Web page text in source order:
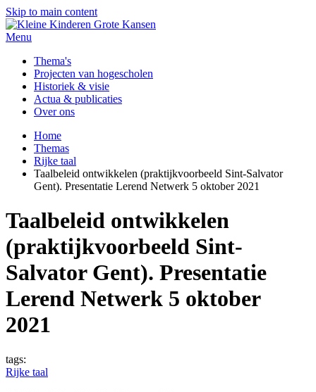
Skip to main content
Menu
Thema's
Projecten van hogescholen
Historiek & visie
Actua & publicaties
Over ons
Home
Themas
Rijke taal
Taalbeleid ontwikkelen (praktijkvoorbeeld Sint-Salvator
Gent). Presentatie Lerend Netwerk 5 oktober 2021
Taalbeleid ontwikkelen
(praktijkvoorbeeld Sint-
Salvator Gent). Presentatie
Lerend Netwerk 5 oktober
2021
tags:
Rijke taal